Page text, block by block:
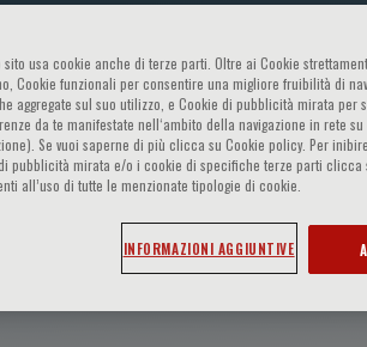
Tsioufis
sito usa cookie anche di terze parti. Oltre ai Cookie
Cookie funzionali per consentire una migliore fruibilità di
aggregate sul suo utilizzo, e Cookie di pubblicità mirata
da te manifestate nell‘ambito della navigazione in rete
Se vuoi saperne di più clicca su Cookie policy. Per
pubblicità mirata e/o i cookie di specifiche terze parti clicca su
all’uso di tutte le menzionate tipologie di cookie.
INFORMAZIONI AGGIUNTIVE